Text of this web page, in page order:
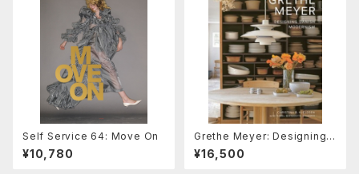
Self Service 64: Move On
¥10,780
Grethe Meyer: Designing
Danish Modernism
¥16,500